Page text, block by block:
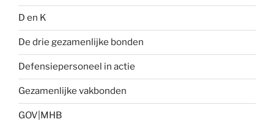
D en K
De drie gezamenlijke bonden
Defensiepersoneel in actie
Gezamenlijke vakbonden
GOV|MHB